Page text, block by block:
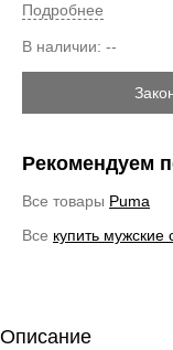
Подробнее
В наличии: --
Рекомендуем
Все товары Puma
Все купить мужские
Описание